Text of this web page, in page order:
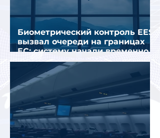
Биометрический контроль EES
вызвал очереди на границах
ЕС: систему начали временно
отключать